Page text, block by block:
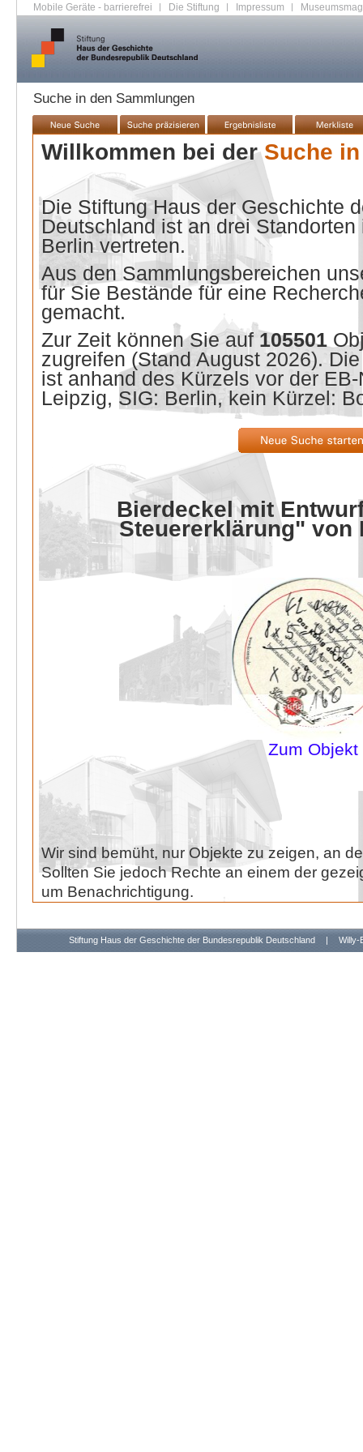
Mobile Geräte - barrierefrei | Die Stiftung | Impressum |
Suche in den Sammlungen
Willkommen bei derSuche
Die Stiftung Haus der Geschichte
Deutschland ist an drei
Berlin vertreten.
Aus den Sammlungsbereichen
für Sie Bestände für eine
gemacht.
Zur Zeit können Sie auf 105501
zugreifen (Stand August 2026).
ist anhand des Kürzels vor der
Leipzig, SIG: Berlin, kein Kürzel:
Bierdeckel mit
Steuererklärung" von
Zum Objekt
Wir sind bemüht, nur Objekte zu zeigen, an
Sollten Sie jedoch Rechte an einem der
um Benachrichtigung.
Stiftung Haus der Geschichte der Bundesrepublik Deutschland | Willy-